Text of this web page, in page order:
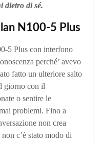
dietro di sé.
N100-5 Plus
5 Plus con interfono
perché’ avevo
fatto un ulteriore salto
giorno con il
o sentire le
problemi. Fino a
non crea
c’è stato modo di